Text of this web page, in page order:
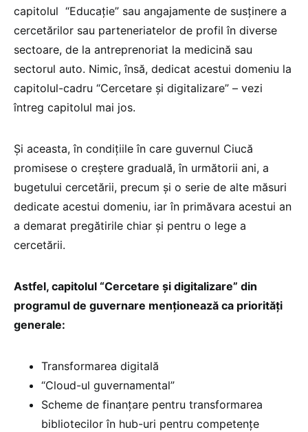
capitolul “Educație” sau angajamente de susținere a
cercetărilor sau parteneriatelor de profil în diverse
sectoare, de la antreprenoriat la medicină sau
sectorul auto. Nimic, însă, dedicat acestui domeniu la
capitolul-cadru “Cercetare și digitalizare” – vezi
întreg capitolul mai jos.
Și aceasta, în condițiile în care guvernul Ciucă
promisese o creștere graduală, în următorii ani, a
bugetului cercetării, precum și o serie de alte măsuri
dedicate acestui domeniu, iar în primăvara acestui an
a demarat pregătirile chiar și pentru o lege a
cercetării.
Astfel, capitolul “Cercetare și digitalizare” din
programul de guvernare menționează ca priorități
generale:
Transformarea digitală
“Cloud-ul guvernamental”
Scheme de finanțare pentru transformarea
bibliotecilor în hub-uri pentru competențe